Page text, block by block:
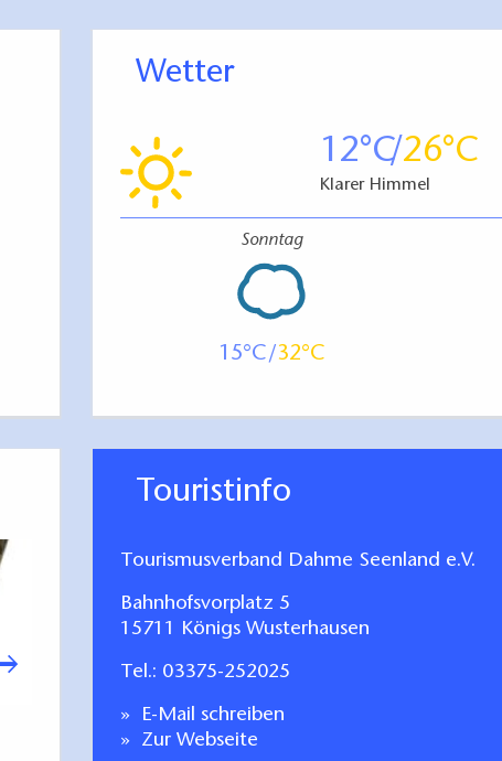
Wetter
12 26
Klarer Himmel
Sonntag
15 32
Wandern in und um Königs Wusterhausen
Touristinfo
Tourismusverband Dahme Seenland e.V.
Bahnhofsvorplatz 5
15711 Königs Wusterhausen
Tel.: 03375-252025
E-Mail schreiben
Zur Webseite